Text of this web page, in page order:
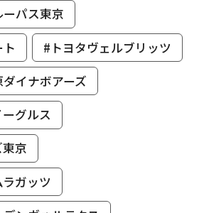
パス東京
#トヨタヴェルブリッツ
イナボアーズ
グルス
京
ガッツ